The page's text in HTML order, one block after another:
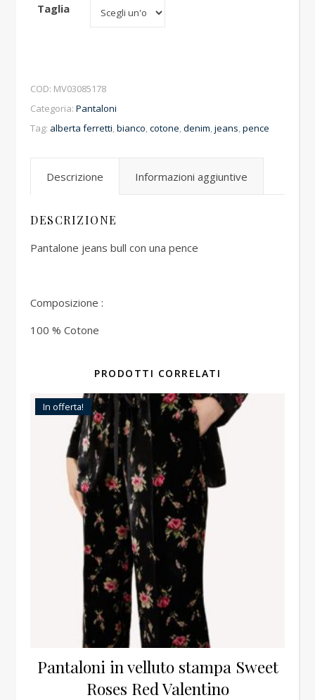
Taglia
COD: MV03085178
Categoria: Pantaloni
Tag: alberta ferretti,bianco,cotone,denim,jeans,pence
Descrizione Informazioni aggiuntive
DESCRIZIONE
Pantalone jeans bull con una pence
Composizione :
100 % Cotone
PRODOTTI CORRELATI
In offerta!
Pantaloni in velluto stampa Sweet
Roses Red Valentino